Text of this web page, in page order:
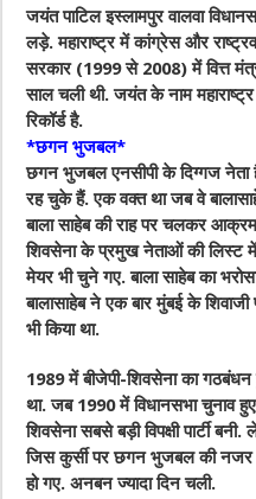
जयंत पाटिल इस्लामपुर वालवा
लड़े. महाराष्ट्र में कांग्रेस और
सरकार (1999 से 2008) में वित्त
साल चली थी. जयंत के नाम
रिकॉर्ड है.
*छगन भुजबल*
छगन भुजबल एनसीपी के दिग्गज नेता
रह चुके हैं. एक वक्त था जब वे
बाला साहेब की राह पर चलकर
शिवसेना के प्रमुख नेताओं की लिस्ट
मेयर भी चुने गए. बाला साहेब का
बालासाहेब ने एक बार मुंबई के
भी किया था.
1989 में बीजेपी-शिवसेना का गठबंधन
था. जब 1990 में विधानसभा चुनाव
शिवसेना सबसे बड़ी विपक्षी पार्टी
जिस कुर्सी पर छगन भुजबल की नजर
हो गए. अनबन ज्यादा दिन चली.